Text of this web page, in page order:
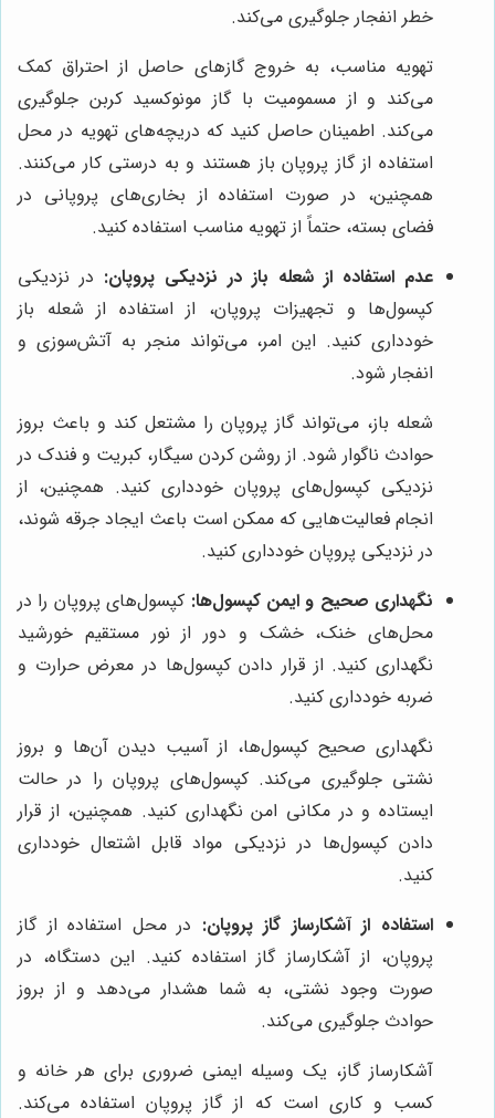
خطر انفجار جلوگیری می‌کند.
تهویه مناسب، به خروج گازهای حاصل از احتراق کمک
می‌کند و از مسمومیت با گاز مونوکسید کربن جلوگیری
می‌کند. اطمینان حاصل کنید که دریچه‌های تهویه در محل
استفاده از گاز پروپان باز هستند و به درستی کار می‌کنند.
همچنین، در صورت استفاده از بخاری‌های پروپانی در
فضای بسته، حتماً از تهویه مناسب استفاده کنید.
عدم استفاده از شعله باز در نزدیکی پروپان: در نزدیکی
کپسول‌ها و تجهیزات پروپان، از استفاده از شعله باز
خودداری کنید. این امر، می‌تواند منجر به آتش‌سوزی و
انفجار شود.
شعله باز، می‌تواند گاز پروپان را مشتعل کند و باعث بروز
حوادث ناگوار شود. از روشن کردن سیگار، کبریت و فندک در
نزدیکی کپسول‌های پروپان خودداری کنید. همچنین، از
انجام فعالیت‌هایی که ممکن است باعث ایجاد جرقه شوند،
در نزدیکی پروپان خودداری کنید.
نگهداری صحیح و ایمن کپسول‌ها: کپسول‌های پروپان را در
محل‌های خنک، خشک و دور از نور مستقیم خورشید
نگهداری کنید. از قرار دادن کپسول‌ها در معرض حرارت و
ضربه خودداری کنید.
نگهداری صحیح کپسول‌ها، از آسیب دیدن آن‌ها و بروز
نشتی جلوگیری می‌کند. کپسول‌های پروپان را در حالت
ایستاده و در مکانی امن نگهداری کنید. همچنین، از قرار
دادن کپسول‌ها در نزدیکی مواد قابل اشتعال خودداری
کنید.
استفاده از آشکارساز گاز پروپان: در محل استفاده از گاز
پروپان، از آشکارساز گاز استفاده کنید. این دستگاه، در
صورت وجود نشتی، به شما هشدار می‌دهد و از بروز
حوادث جلوگیری می‌کند.
آشکارساز گاز، یک وسیله ایمنی ضروری برای هر خانه و
کسب و کاری است که از گاز پروپان استفاده می‌کند.